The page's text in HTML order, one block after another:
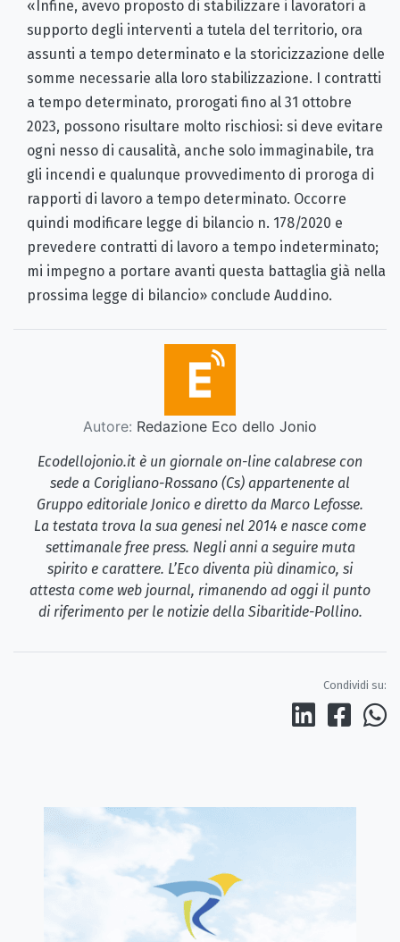
«Infine, avevo proposto di stabilizzare i lavoratori a
supporto degli interventi a tutela del territorio, ora
assunti a tempo determinato e la storicizzazione delle
somme necessarie alla loro stabilizzazione. I contratti
a tempo determinato, prorogati fino al 31 ottobre
2023, possono risultare molto rischiosi: si deve evitare
ogni nesso di causalità, anche solo immaginabile, tra
gli incendi e qualunque provvedimento di proroga di
rapporti di lavoro a tempo determinato. Occorre
quindi modificare legge di bilancio n. 178/2020 e
prevedere contratti di lavoro a tempo indeterminato;
mi impegno a portare avanti questa battaglia già nella
prossima legge di bilancio» conclude Auddino.
Autore: Redazione Eco dello Jonio
Ecodellojonio.it è un giornale on-line calabrese con
sede a Corigliano-Rossano (Cs) appartenente al
Gruppo editoriale Jonico e diretto da Marco Lefosse.
La testata trova la sua genesi nel 2014 e nasce come
settimanale free press. Negli anni a seguire muta
spirito e carattere. L’Eco diventa più dinamico, si
attesta come web journal, rimanendo ad oggi il punto
di riferimento per le notizie della Sibaritide-Pollino.
Condividi su: